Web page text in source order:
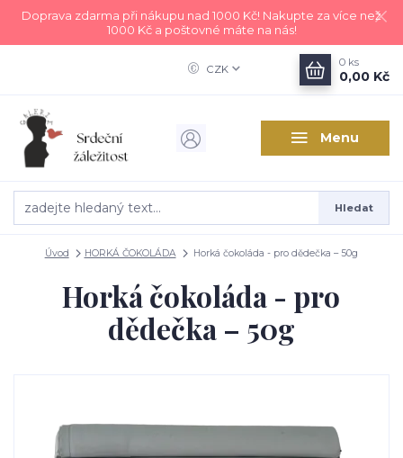
Doprava zdarma při nákupu nad 1000 Kč! Nakupte za více než
1000 Kč a poštovné máte na nás!
Menu
CZK
Hledat
0 ks
0,00 Kč
Úvod HORKÁ ČOKOLÁDA Horká čokoláda - pro dědečka – 50g
Horká čokoláda - pro
dědečka – 50g